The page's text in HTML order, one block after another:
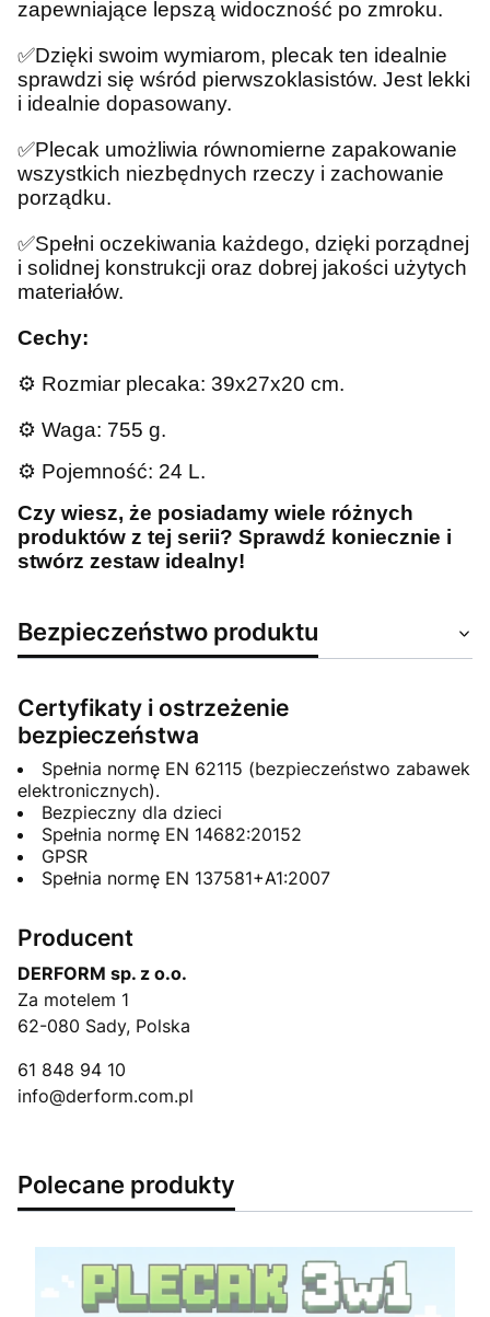
zapewniające lepszą widoczność po zmroku.
✅Dzięki swoim wymiarom, plecak ten idealnie
sprawdzi się wśród pierwszoklasistów. Jest lekki
i idealnie dopasowany.
✅Plecak umożliwia równomierne zapakowanie
wszystkich niezbędnych rzeczy i zachowanie
porządku.
✅Spełni oczekiwania każdego, dzięki porządnej
i solidnej konstrukcji oraz dobrej jakości użytych
materiałów.
Cechy:
⚙️ Rozmiar plecaka: 39x27x20 cm.
⚙️ Waga: 755 g.
⚙️ Pojemność: 24 L.
Czy wiesz, że posiadamy wiele różnych
produktów z tej serii? Sprawdź koniecznie i
stwórz zestaw idealny!
Bezpieczeństwo produktu
Certyfikaty i ostrzeżenie
bezpieczeństwa
Spełnia normę EN 62115 (bezpieczeństwo zabawek
elektronicznych).
Bezpieczny dla dzieci
Spełnia normę EN 14682:20152
GPSR
Spełnia normę EN 137581+A1:2007
Producent
DERFORM sp. z o.o.
Za motelem 1
62-080 Sady, Polska
61 848 94 10
info@derform.com.pl
Polecane produkty